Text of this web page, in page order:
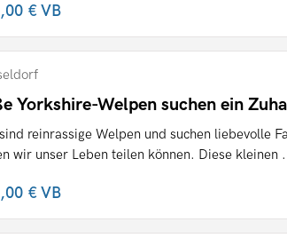
€VB
Yorkshire-Welpen suchen ein
reinrassige Welpen und suchen liebevolle
wir unser Leben teilen können. Diese kleinen
€VB